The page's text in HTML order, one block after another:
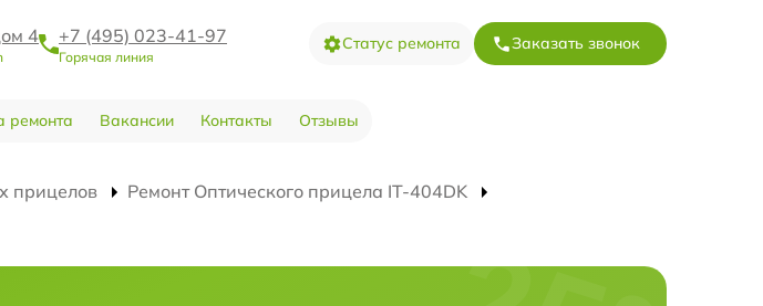
4 +7 (495) 023-41-97
Горячая линия
Статус ремонта Заказать звонок
ремонта Вакансии Контакты Отзывы
прицелов
Ремонт Оптического прицела IT-404DK